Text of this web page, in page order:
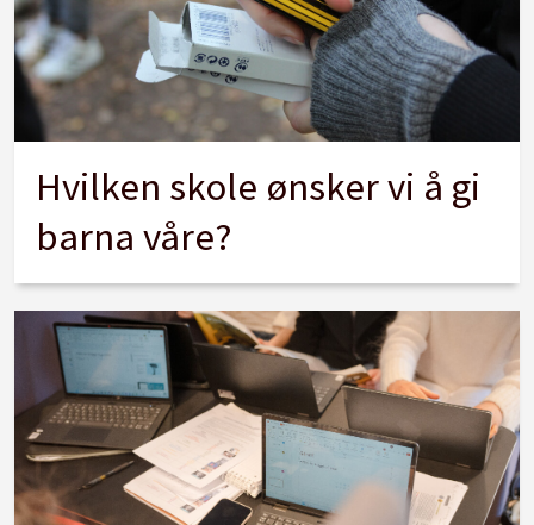
Hvilken skole ønsker vi å gi
barna våre?